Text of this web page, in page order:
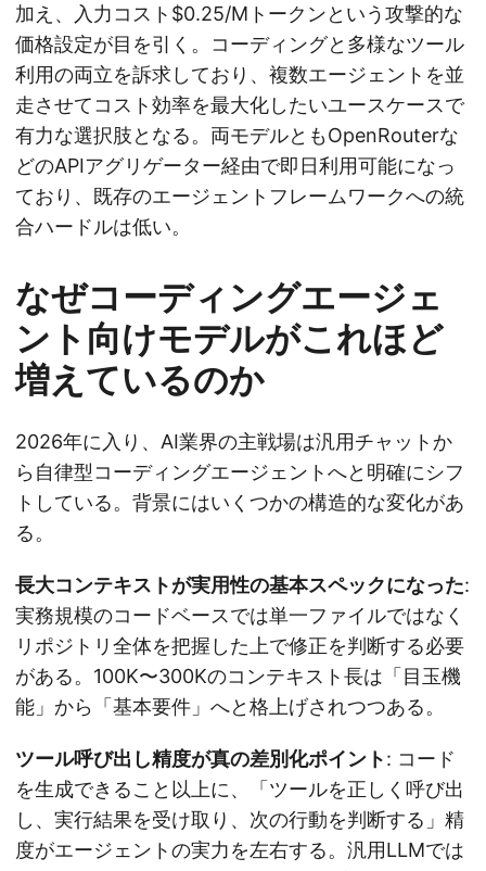
加え、入力コスト$0.25/Mトークンという攻撃的な
価格設定が目を引く。コーディングと多様なツール
利用の両立を訴求しており、複数エージェントを並
走させてコスト効率を最大化したいユースケースで
有力な選択肢となる。両モデルともOpenRouterな
どのAPIアグリゲーター経由で即日利用可能になっ
ており、既存のエージェントフレームワークへの統
合ハードルは低い。
なぜコーディングエージェ
ント向けモデルがこれほど
増えているのか
2026年に入り、AI業界の主戦場は汎用チャットか
ら自律型コーディングエージェントへと明確にシフ
トしている。背景にはいくつかの構造的な変化があ
る。
長大コンテキストが実用性の基本スペックになった:
実務規模のコードベースでは単一ファイルではなく
リポジトリ全体を把握した上で修正を判断する必要
がある。100K〜300Kのコンテキスト長は「目玉機
能」から「基本要件」へと格上げされつつある。
ツール呼び出し精度が真の差別化ポイント: コード
を生成できること以上に、「ツールを正しく呼び出
し、実行結果を受け取り、次の行動を判断する」精
度がエージェントの実力を左右する。汎用LLMでは